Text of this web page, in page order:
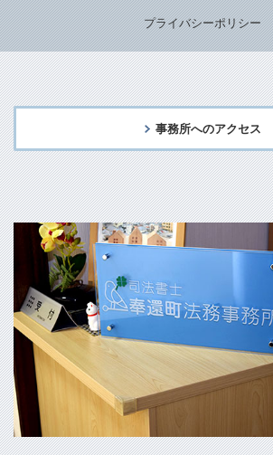
プライバシーポリシー
事務所へのアクセス